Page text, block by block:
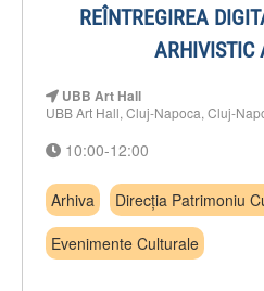
REÎNTREGIREA
ARHIVISTIC
UBB Art Hall
UBB Art Hall, Cluj-Napoca, Cluj-
10:00-12:00
Arhiva
Direcția Patrimoniu
Evenimente Culturale